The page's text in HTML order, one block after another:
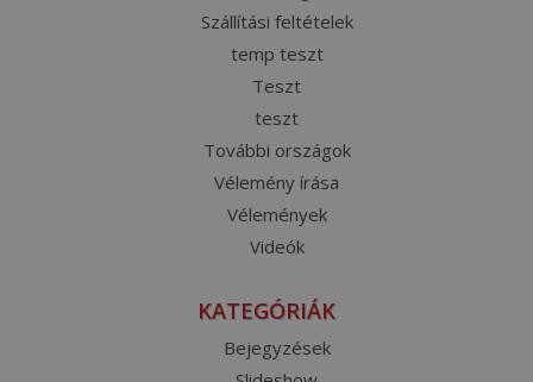
Szállítási feltételek
temp teszt
Teszt
teszt
További országok
Vélemény írása
Vélemények
Videók
KATEGÓRIÁK
Bejegyzések